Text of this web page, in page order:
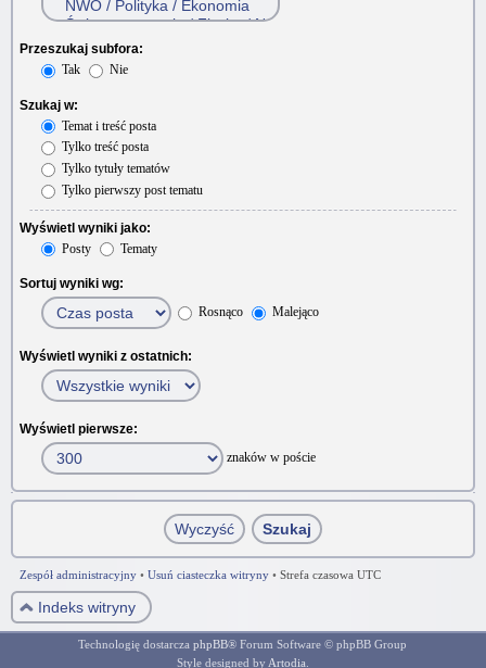
Przeszukaj subfora:
Tak
Nie
Szukaj w:
Temat i treść posta
Tylko treść posta
Tylko tytuły tematów
Tylko pierwszy post tematu
Wyświetl wyniki jako:
Posty
Tematy
Sortuj wyniki wg:
Rosnąco
Malejąco
Wyświetl wyniki z ostatnich:
Wyświetl pierwsze:
znaków w poście
Zespół administracyjny • Usuń ciasteczka witryny • Strefa czasowa UTC
Indeks witryny
Technologię dostarczaphpBB® Forum Software © phpBB Group
Style designed by Artodia